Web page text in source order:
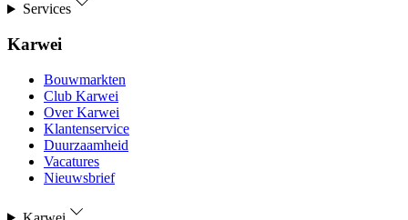
Services
Karwei
Bouwmarkten
Club Karwei
Over Karwei
Klantenservice
Duurzaamheid
Vacatures
Nieuwsbrief